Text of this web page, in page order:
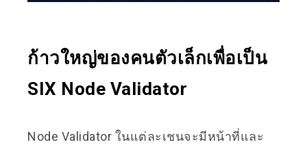
ก้าวใหญ่ของคนตัวเล็กเพื่อเป็น
SIX Node Validator
Node Validator ในแต่ละเชนจะมีหน้าที่และ